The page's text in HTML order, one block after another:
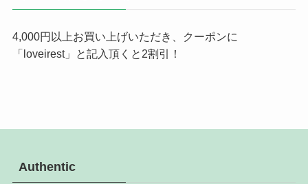
4,000円以上お買い上げいただき、クーポンに
「loveirest」と記入頂くと2割引！
Authentic